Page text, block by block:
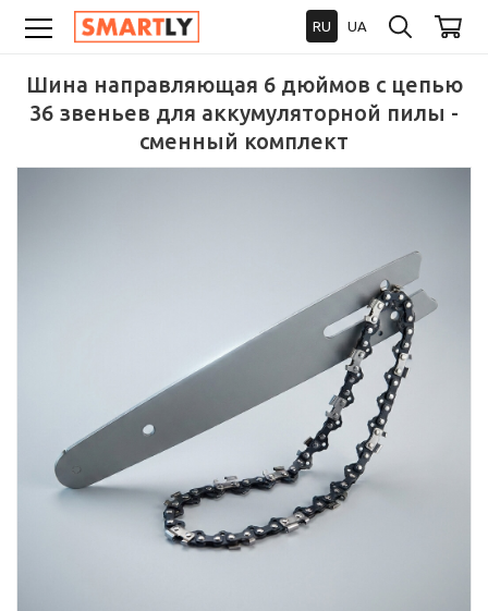
RU UA
Шина направляющая 6 дюймов с цепью
36 звеньев для аккумуляторной пилы -
сменный комплект